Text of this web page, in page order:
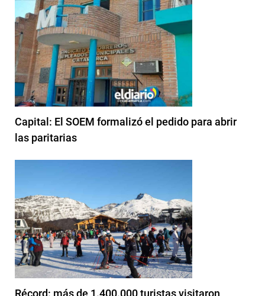
Capital: El SOEM formalizó el pedido para abrir
las paritarias
Récord: más de 1.400.000 turistas visitaron